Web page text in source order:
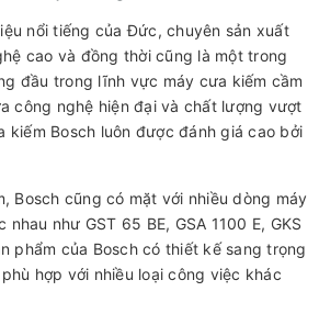
nổi tiếng của Đức, chuyên sản xuất
cao và đồng thời cũng là một trong
đầu trong lĩnh vực máy cưa kiếm cầm
công nghệ hiện đại và chất lượng vượt
kiếm Bosch luôn được đánh giá cao bởi
Bosch cũng có mặt với nhiều dòng máy
như GST 65 BE, GSA 1100 E, GKS
phẩm của Bosch có thiết kế sang trọng
hợp với nhiều loại công việc khác